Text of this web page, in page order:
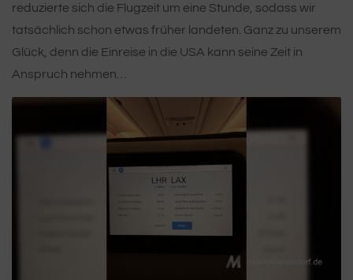
reduzierte sich die Flugzeit um eine Stunde, sodass wir
tatsächlich schon etwas früher landeten. Ganz zu unserem
Glück, denn die Einreise in die USA kann seine Zeit in
Anspruch nehmen…